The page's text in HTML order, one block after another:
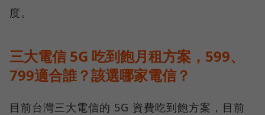
度。
三大電信 5G 吃到飽月租方案，599、
799適合誰？該選哪家電信？
目前台灣三大電信的 5G 資費吃到飽方案，目前